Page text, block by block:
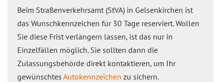
Beim Straßenverkehrsamt (StVA) in Gelsenkirchen ist
das Wunschkennzeichen für 30 Tage reserviert. Wollen
Sie diese Frist verlängern lassen, ist das nur in
Einzelfällen möglich. Sie sollten dann die
Zulassungsbehörde direkt kontaktieren, um Ihr
gewünschtes Autokennzeichen zu sichern.